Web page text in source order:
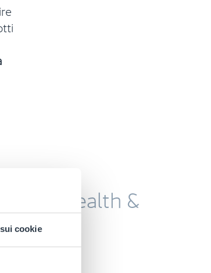
cookie
di Health &